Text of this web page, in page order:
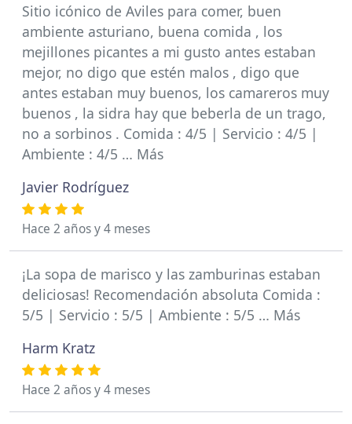
Sitio icónico de Aviles para comer, buen
ambiente asturiano, buena comida , los
mejillones picantes a mi gusto antes estaban
mejor, no digo que estén malos , digo que
antes estaban muy buenos, los camareros muy
buenos , la sidra hay que beberla de un trago,
no a sorbinos . Comida : 4/5 | Servicio : 4/5 |
Ambiente : 4/5 … Más
Javier Rodríguez
Hace 2 años y 4 meses
¡La sopa de marisco y las zamburinas estaban
deliciosas! Recomendación absoluta Comida :
5/5 | Servicio : 5/5 | Ambiente : 5/5 … Más
Harm Kratz
Hace 2 años y 4 meses